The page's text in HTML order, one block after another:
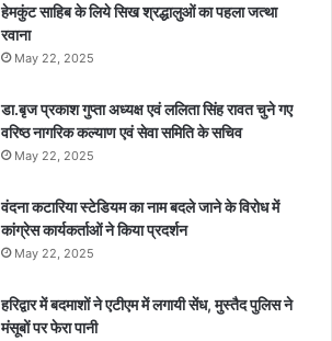
हेमकुंट साहिब के लिये सिख श्रद्धालुओं का पहला जत्था
रवाना
May 22, 2025
डा.बृज प्रकाश गुप्ता अध्यक्ष एवं ललिता सिंह रावत चुने गए
वरिष्ठ नागरिक कल्याण एवं सेवा समिति के सचिव
May 22, 2025
वंदना कटारिया स्टेडियम का नाम बदले जाने के विरोध में
कांग्रेस कार्यकर्ताओं ने किया प्रदर्शन
May 22, 2025
हरिद्वार में बदमाशों ने एटीएम में लगायी सेंध, मुस्तैद पुलिस ने
मंसूबों पर फेरा पानी